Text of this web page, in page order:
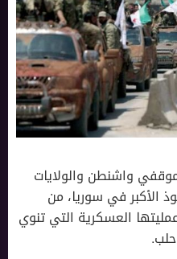
واشنطن والولايات
اﻷكبر في سوريا، من
العسكرية التي تنوي